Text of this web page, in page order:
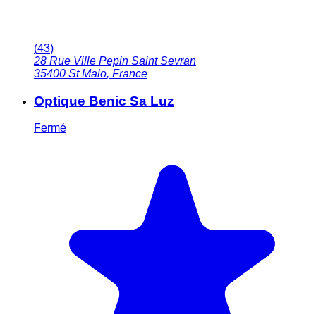
(43)
28 Rue Ville Pepin Saint Sevran
35400 St Malo, France
Optique Benic Sa Luz
Fermé